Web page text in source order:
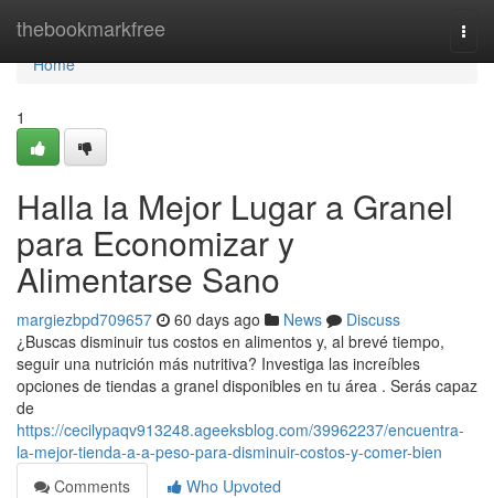
thebookmarkfree
Home
Home
1
Halla la Mejor Lugar a Granel
para Economizar y
Alimentarse Sano
margiezbpd709657 60 days ago News
Discuss
¿Buscas disminuir tus costos en alimentos y, al brevé tiempo,
seguir una nutrición más nutritiva? Investiga las increíbles
opciones de tiendas a granel disponibles en tu área . Serás capaz
de
https://cecilypaqv913248.ageeksblog.com/39962237/encuentra-
la-mejor-tienda-a-a-peso-para-disminuir-costos-y-comer-bien
Comments
Who Upvoted